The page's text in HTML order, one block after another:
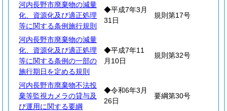
河内長野市廃棄物の減量
化、資源化及び適正処理
等に関する条例施行規則
◆平成7年3月
31日
規則第17号
河内長野市廃棄物の減量
化、資源化及び適正処理
等に関する条例の一部の
施行期日を定める規則
◆平成7年11
月10日
規則第32号
河内長野市廃棄物不法投
棄等監視カメラの貸与及
び運用に関する要綱
◆令和6年3月
26日
要綱第30号